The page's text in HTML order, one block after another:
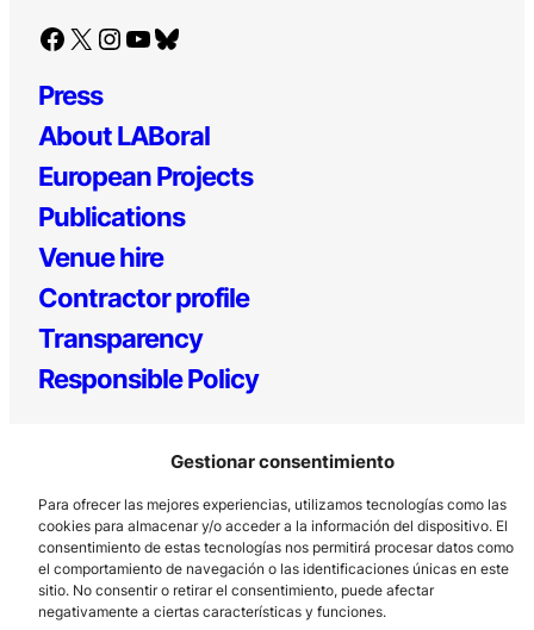
Gestionar consentimiento
Para ofrecer las mejores experiencias, utilizamos tecnologías como las
cookies para almacenar y/o acceder a la información del dispositivo. El
consentimiento de estas tecnologías nos permitirá procesar datos como
el comportamiento de navegación o las identificaciones únicas en este
sitio. No consentir o retirar el consentimiento, puede afectar
negativamente a ciertas características y funciones.
Facebook X Instagram YouTube Bluesky
Press
About LABoral
European Projects
Publications
Venue hire
Contractor profile
Transparency
Responsible Policy
Los Prados, 121 – 33203 Gijón
985 185 577 – info@laboralcentrodearte.org